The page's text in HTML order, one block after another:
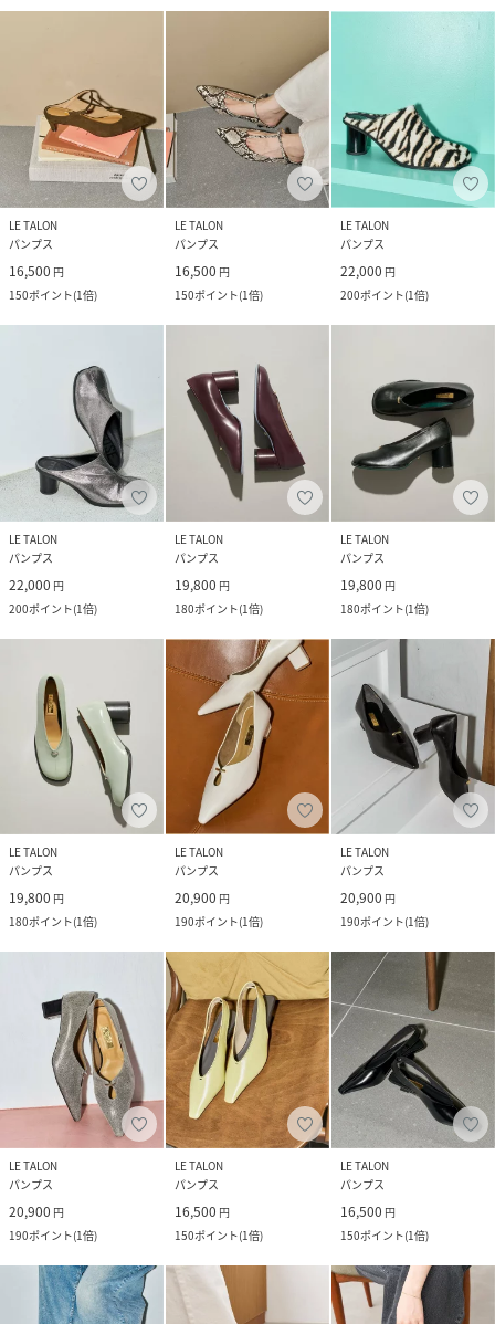
LE TALON
パンプス
16,500 円
150ポイント(1倍)
LE TALON
パンプス
16,500 円
150ポイント(1倍)
LE TALON
パンプス
22,000 円
200ポイント(1倍)
LE TALON
パンプス
22,000 円
200ポイント(1倍)
LE TALON
パンプス
19,800 円
180ポイント(1倍)
LE TALON
パンプス
19,800 円
180ポイント(1倍)
LE TALON
パンプス
19,800 円
180ポイント(1倍)
LE TALON
パンプス
20,900 円
190ポイント(1倍)
LE TALON
パンプス
20,900 円
190ポイント(1倍)
LE TALON
パンプス
20,900 円
190ポイント(1倍)
LE TALON
パンプス
16,500 円
150ポイント(1倍)
LE TALON
パンプス
16,500 円
150ポイント(1倍)